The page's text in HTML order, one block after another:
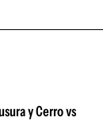
y Cerro vs